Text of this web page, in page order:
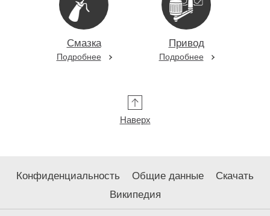
Смазка
Подробнее
Привод
Подробнее
Наверх
Конфиденциальность Общие данные
Скачать
Википедия